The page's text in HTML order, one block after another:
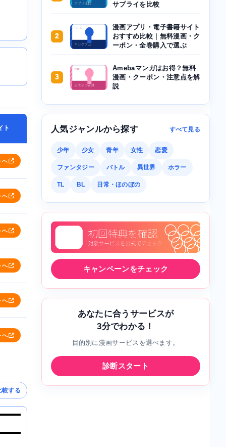
ト
へ
へ
へ
へ
へ
へ
較する
サプライを比較
2
漫画アプリ・電子書籍サイト
おすすめ比較｜無料漫画・ク
ーポン・全巻購入で選ぶ
3
Amebaマンガはお得？無料
漫画・クーポン・注意点を解
説
人気ジャンルから探す すべて見る
少年 少女 青年 女性 恋愛
ファンタジー バトル 異世界 ホラー
TL BL 日常・ほのぼの
キャンペーンをチェック
あなたに合うサービスが
3分でわかる！
目的別に漫画サービスを選べます。
診断スタート